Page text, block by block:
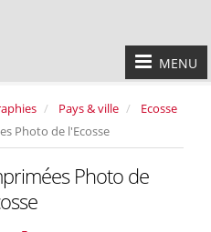
MENU
Pays & ville
Ecosse
Photo de l'Ecosse
Photo de